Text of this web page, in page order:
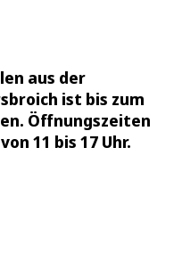
aus der
ist bis zum
Öffnungszeiten
11 bis 17 Uhr.